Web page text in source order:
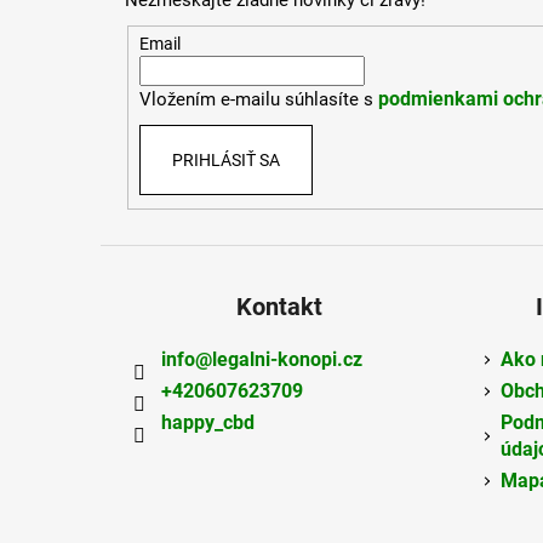
Email
Vložením e-mailu súhlasíte s podmienkami
PRIHLÁSIŤ SA
Kontakt
info@legalni-konopi.cz
+420607623709
happy_cbd
Ako